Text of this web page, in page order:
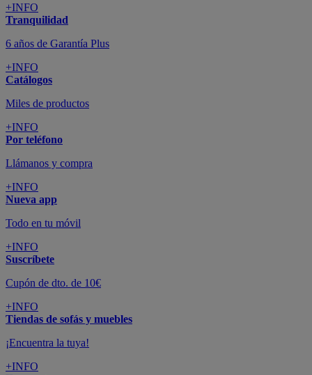
+INFO
Tranquilidad
6 años de Garantía Plus
+INFO
Catálogos
Miles de productos
+INFO
Por teléfono
Llámanos y compra
+INFO
Nueva app
Todo en tu móvil
+INFO
Suscríbete
Cupón de dto. de 10€
+INFO
Tiendas de sofás y muebles
¡Encuentra la tuya!
+INFO